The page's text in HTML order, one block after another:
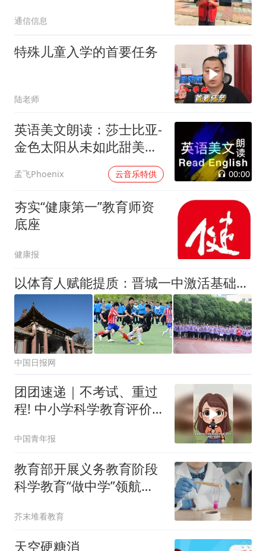
通信信息
特殊儿童入学的首要任务
陆老师
英语美文朗读：莎士比亚-
金色太阳从未如此甜美吻
孟飞Phoenix 云音乐特供 00:00
夯实“健康第一”教育师资
底座
健康报
以体育人赋能提质：晋城一中激活基础教育高质量发展新动能
中国日报网
团团速递｜不考试、重过
程! 中小学科学教育评价
中国青年报
教育部开展义务教育阶段
科学教育“做中学”领航行
芥末堆看教育
天空硬糖消